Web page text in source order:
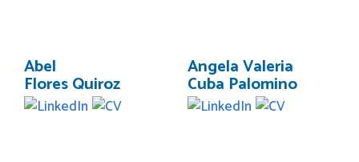
Abel
Flores Quiroz
Angela Valeria
Cuba Palomino